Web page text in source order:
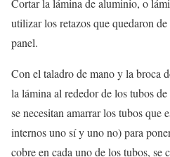
Cortar la lámina de aluminio, o
utilizar los retazos que quedaron
panel.
Con el taladro de mano y la broca
la lámina al rededor de los tubos
se necesitan amarrar los tubos que
internos uno sí y uno no) para
cobre en cada uno de los tubos, se